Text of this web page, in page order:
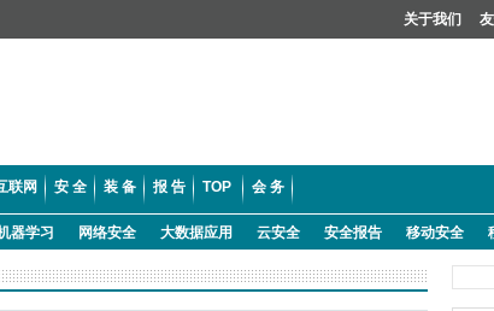
关于我们
联网 安 全 装 备 报 告 TOP 会 务
器学习 网络安全 大数据应用 云安全 安全报告 移动安全